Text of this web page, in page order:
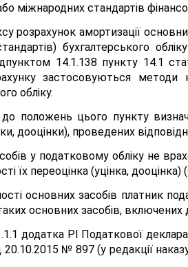
міжнародних стандартів
розрахунок амортизації
бухгалтерського
14.1.138 пункту 14.1
застосовуються методи
обліку.
положень цього пункту
дооцінки), проведених
у податковому обліку не
їх переоцінка (уцінка,
основних засобів платник
основних засобів, включених
додатка РІ Податкової
№ 897 (у редакції